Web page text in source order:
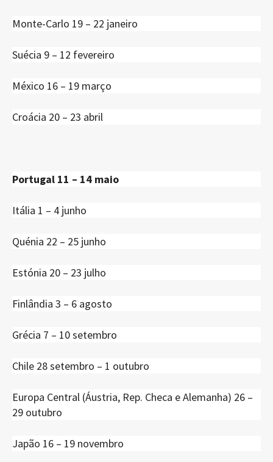
Monte-Carlo 19 – 22 janeiro
Suécia 9 – 12 fevereiro
México 16 – 19 março
Croácia 20 – 23 abril
Portugal 11 – 14 maio
Itália 1 – 4 junho
Quénia 22 – 25 junho
Estónia 20 – 23 julho
Finlândia 3 – 6 agosto
Grécia 7 – 10 setembro
Chile 28 setembro – 1 outubro
Europa Central (Áustria, Rep. Checa e Alemanha) 26 –
29 outubro
Japão 16 – 19 novembro